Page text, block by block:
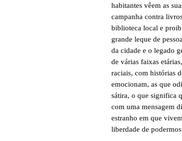
habitantes vêem as
campanha contra
biblioteca local e
grande leque de
da cidade e o legado
de várias faixas
raciais, com histórias
emocionam, as que
sátira, o que significa
com uma mensagem
estranho em que
liberdade de